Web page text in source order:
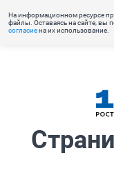
На информационном ресурсе
файлы. Оставаясь на сайте, вы
согласиена их использование.